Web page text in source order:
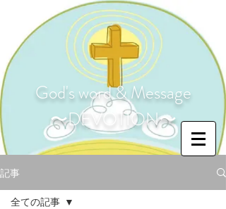
God's word & Message
〜DEVOTION〜
記事
全ての記事